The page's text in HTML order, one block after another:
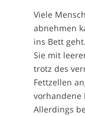
Viele
abnehmen
ins Bett
Sie mit
trotz des
Fettzellen
vorhandene
Allerdings